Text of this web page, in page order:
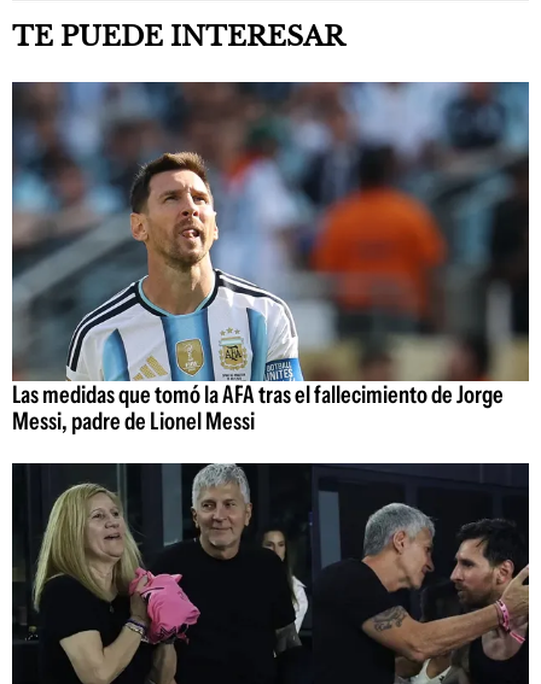
TE PUEDE INTERESAR
Las medidas que tomó la AFA tras el fallecimiento de Jorge
Messi, padre de Lionel Messi